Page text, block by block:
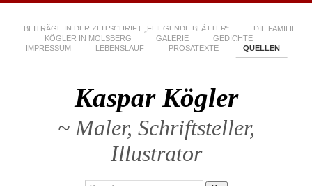
BEITRÄGE IN DER ZEITSCHRIFT „FLIEGENDE BLÄTTER“
DIE FAMILIE
KÖGLER IN MOLSBERG
GALERIE
GEDICHTE
IMPRESSUM
LEBENSLAUF PROSATEXTE QUELLEN
Kaspar Kögler
~ Maler, Schriftsteller,
Illustrator